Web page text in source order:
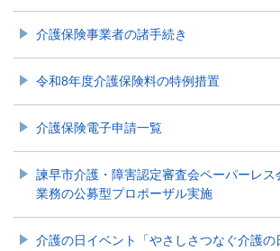
介護保険事業者の諸手続き
令和8年度介護保険料の特例措置
介護保険電子申請一覧
諫早市介護・障害認定審査会ペーパーレス
業務の公募型プロポーザル実施
介護の日イベント「やさしさつなぐ介護